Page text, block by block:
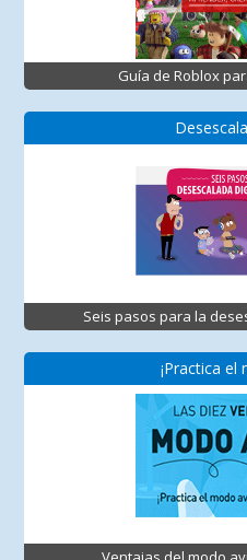
Guía de Roblox
Seis pasos para la
¡Practica el